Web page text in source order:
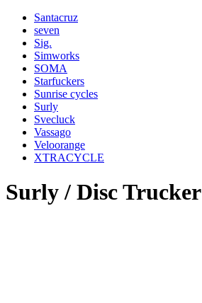
Santacruz
seven
Sig.
Simworks
SOMA
Starfuckers
Sunrise cycles
Surly
Svecluck
Vassago
Veloorange
XTRACYCLE
Surly / Disc Trucker